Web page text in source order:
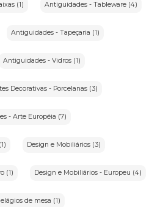
(1) Antiguidades - Tableware (4)
Antiguidades - Tapeçaria (1)
Antiguidades - Vidros (1)
Decorativas - Porcelanas (3)
- Arte Européia (7)
Design e Mobiliários (3)
(1) Design e Mobiliários - Europeu (4)
de mesa (1)